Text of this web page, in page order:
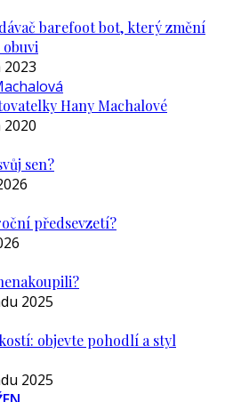
barefoot bot, který změní
obuvi
2023
Hany Machalové
2020
sen?
předsevzetí?
2025
objevte pohodlí a styl
2025